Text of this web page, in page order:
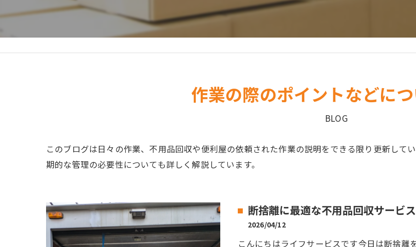
作業の際のポイントなどに
BLOG
このブログは日々の作業、不用品回収や便利屋の依頼された作業の説明をできる限り更新して
期的な管理の必要性についても詳しく解説しています。
断捨離に最適な不用品回収サービス
2026/04/12
こんにちはライフサービスです今日は断捨